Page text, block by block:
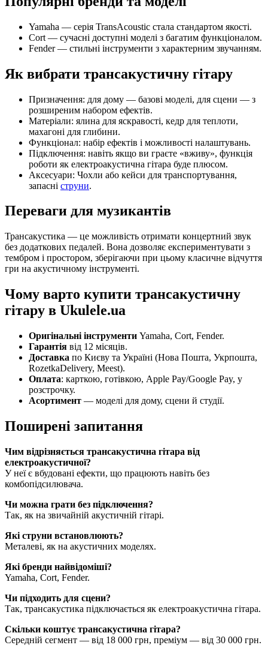
Yamaha — серія TransAcoustic стала стандартом якості.
Cort — сучасні доступні моделі з багатим функціоналом.
Fender — стильні інструменти з характерним звучанням.
Як вибрати трансакустичну гітару
Призначення: для дому — базові моделі, для сцени — з
розширеним набором ефектів.
Матеріали: ялина для яскравості, кедр для теплоти,
махагоні для глибини.
Функціонал: набір ефектів і можливості налаштувань.
Підключення: навіть якщо ви граєте «вживу», функція
роботи як електроакустична гітара буде плюсом.
Аксесуари: Чохли або кейси для транспортування,
запасні струни.
Переваги для музикантів
Трансакустика — це можливість отримати концертний звук
без додаткових педалей. Вона дозволяє експериментувати з
тембром і простором, зберігаючи при цьому класичне відчуття
гри на акустичному інструменті.
Чому варто купити трансакустичну
гітару в Ukulele.ua
Оригінальні інструменти Yamaha, Cort, Fender.
Гарантія від 12 місяців.
Доставка по Києву та Україні (Нова Пошта, Укрпошта,
RozetkaDelivery, Meest).
Оплата: карткою, готівкою, Apple Pay/Google Pay, у
розстрочку.
Асортимент — моделі для дому, сцени й студії.
Поширені запитання
Чим відрізняється трансакустична гітара від
електроакустичної?
У неї є вбудовані ефекти, що працюють навіть без
комбопідсилювача.
Чи можна грати без підключення?
Так, як на звичайній акустичній гітарі.
Які струни встановлюють?
Металеві, як на акустичних моделях.
Які бренди найвідоміші?
Yamaha, Cort, Fender.
Чи підходить для сцени?
Так, трансакустика підключається як електроакустична гітара.
Скільки коштує трансакустична гітара?
Середній сегмент — від 18 000 грн, преміум — від 30 000 грн.